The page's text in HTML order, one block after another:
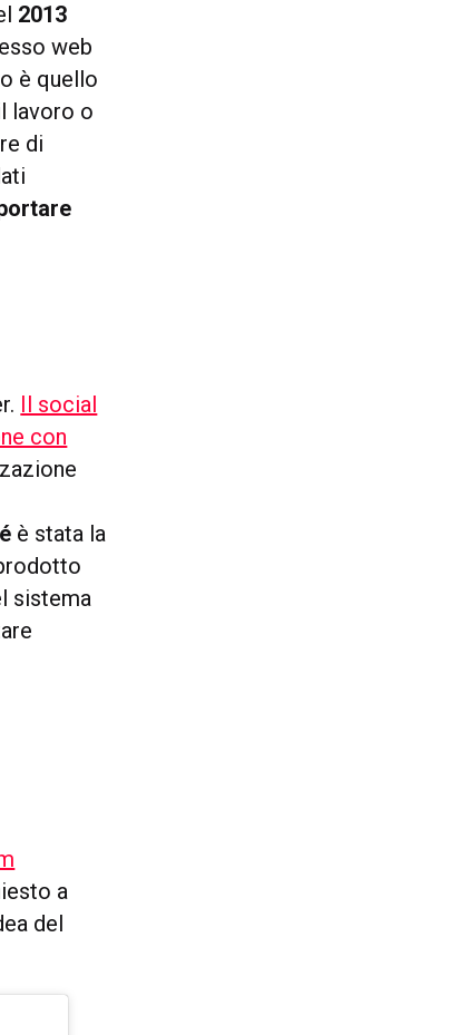
2013
web
è quello
lavoro o
di
Il social
con
è stata la
sistema
a
del